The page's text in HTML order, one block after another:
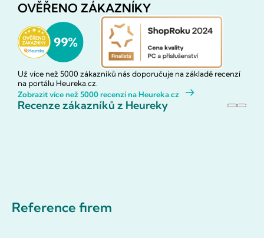
OVĚŘENO ZÁKAZNÍKY
Už více než 5000 zákazníků nás doporučuje na základě recenzí
na portálu Heureka.cz.
Zobrazit více než 5000 recenzí na Heureka.cz
Recenze zákazníků z Heureky
Reference firem